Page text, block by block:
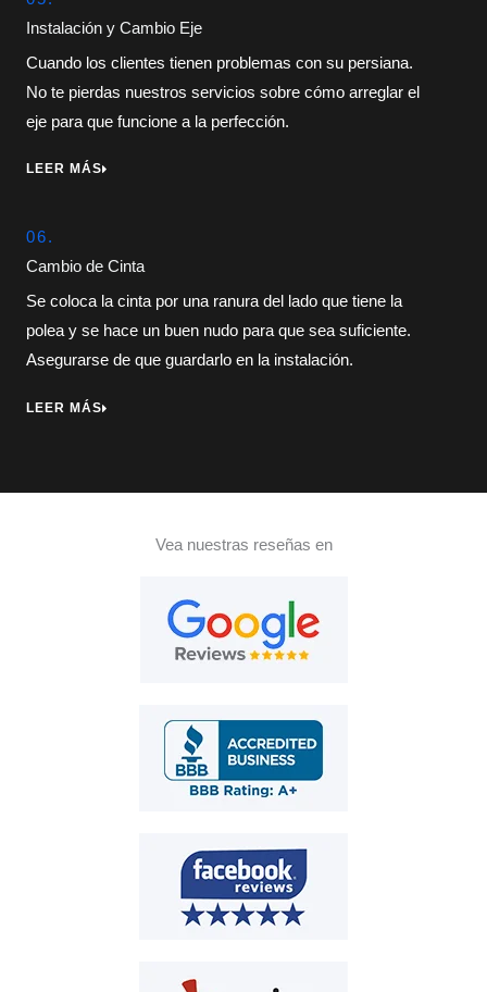
Instalación y Cambio Eje
Cuando los clientes tienen problemas con su persiana.
No te pierdas nuestros servicios sobre cómo arreglar el
eje para que funcione a la perfección.
LEER MÁS
06.
Cambio de Cinta
Se coloca la cinta por una ranura del lado que tiene la
polea y se hace un buen nudo para que sea suficiente.
Asegurarse de que guardarlo en la instalación.
LEER MÁS
Vea nuestras reseñas en